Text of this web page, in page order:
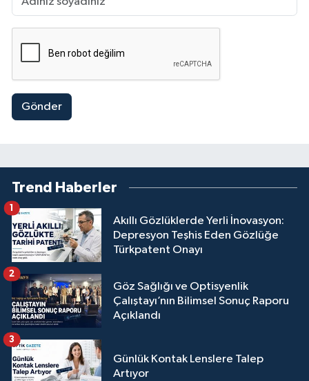
Gönder
Trend Haberler
Akıllı Gözlüklerde Yerli İnovasyon:
Depresyon Teşhis Eden Gözlüğe
Türkpatent Onayı
1
Göz Sağlığı ve Optisyenlik
Çalıştayı’nın Bilimsel Sonuç Raporu
Açıklandı
2
Günlük Kontak Lenslere Talep
Artıyor
3